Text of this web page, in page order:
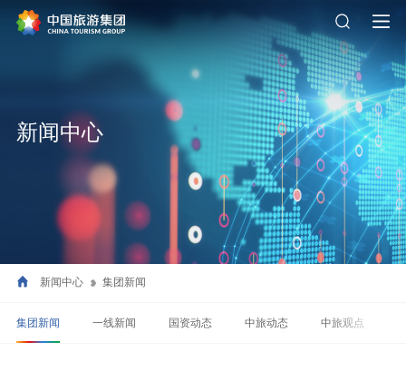
新闻中心
新闻中心 集团新闻
集团新闻 一线新闻 国资动态 中旅动态 中旅观点